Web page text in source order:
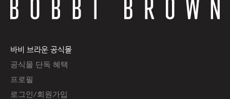
바비 브라운 공식몰
공식몰 단독 혜택
프로필
로그인/회원가입